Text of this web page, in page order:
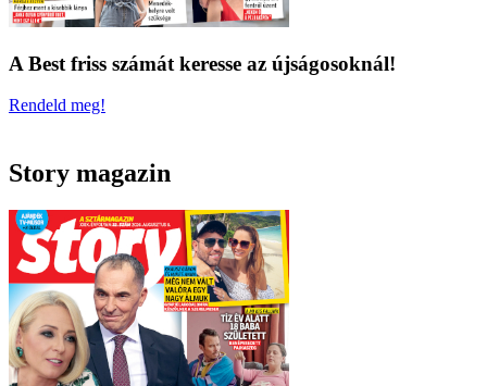
A Best friss számát keresse az újságosoknál!
Rendeld meg!
Story magazin